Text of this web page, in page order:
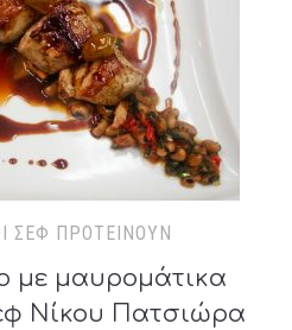
ΣΕΦ ΠΡΟΤΕΊΝΟΥΝ
με μαυρομάτικα
Νίκου Πατσιώρα